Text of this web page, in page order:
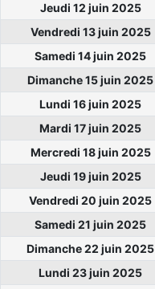
Jeudi 12 juin 2025
Vendredi 13 juin 2025
Samedi 14 juin 2025
Dimanche 15 juin 2025
Lundi 16 juin 2025
Mardi 17 juin 2025
Mercredi 18 juin 2025
Jeudi 19 juin 2025
Vendredi 20 juin 2025
Samedi 21 juin 2025
Dimanche 22 juin 2025
Lundi 23 juin 2025